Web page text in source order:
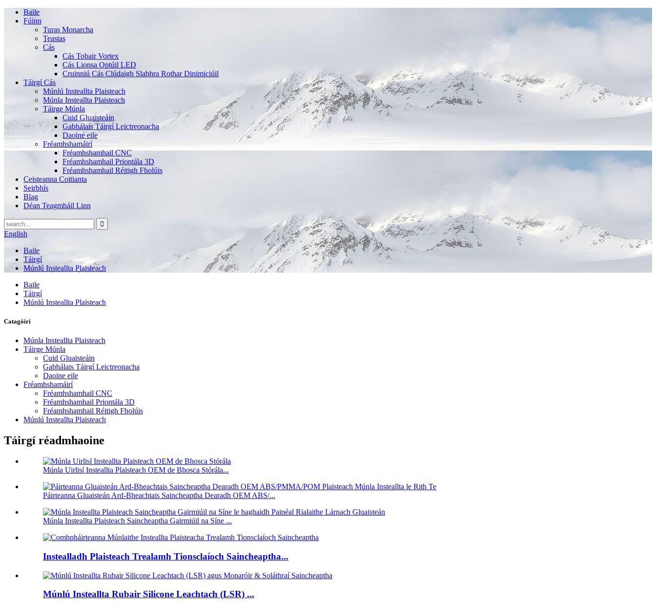
Baile
Fúinn
Turas Monarcha
Teastas
Cás
Cás Tobair Vortex
Cás Lionsa Optúil LED
Cruinniú Cás Clúdaigh Slabhra Rothar Dinimiciúil
Táirgí Cás
Múnlú Insteallta Plaisteach
Múnla Insteallta Plaisteach
Táirge Múnla
Cuid Gluaisteáin
Gabhálais Táirgí Leictreonacha
Daoine eile
Fréamhshamáirí
Fréamhshamhail CNC
Fréamhshamhail Priontála 3D
Fréamhshamhail Réitigh Fholúis
Ceisteanna Coitianta
Seirbhís
Blag
Déan Teagmháil Linn
English
Baile
Táirgí
Múnlú Insteallta Plaisteach
Baile
Táirgí
Múnlú Insteallta Plaisteach
Catagóirí
Múnla Insteallta Plaisteach
Táirge Múnla
Cuid Gluaisteáin
Gabhálais Táirgí Leictreonacha
Daoine eile
Fréamhshamáirí
Fréamhshamhail CNC
Fréamhshamhail Priontála 3D
Fréamhshamhail Réitigh Fholúis
Múnlú Insteallta Plaisteach
Táirgí réadmhaoine
Múnla Uirlisí Insteallta Plaisteach OEM de Bhosca Stórála...
Páirteanna Gluaisteán Ard-Bheachtais Saincheaptha Dearadh OEM ABS/...
Múnla Insteallta Plaisteach Saincheaptha Gairmiúil na Síne ...
Instealladh Plaisteach Trealamh Tionsclaíoch Saincheaptha...
Múnlú Insteallta Rubair Silicone Leachtach (LSR) ...